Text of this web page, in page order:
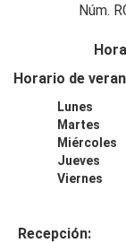
Núm.
Horario de
Lunes
Martes
Miércoles
Jueves
Viernes
Recepción: